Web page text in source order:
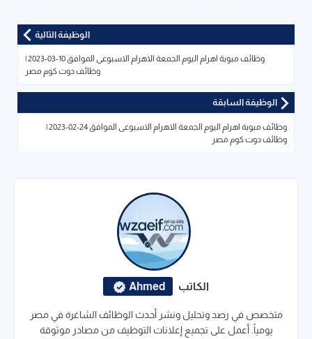
الوظيفة التالية
وظائف مبوبة اهرام اليوم الجمعة الاهرام الاسبوعى الموافق 10-03-2023 |
وظائف دوت كوم مصر
الوظيفة السابقة
وظائف مبوبة اهرام اليوم الجمعة الاهرام الاسبوعى الموافق 24-02-2023 |
وظائف دوت كوم مصر
الكاتب Ahmed
متخصص في رصد وتحليل ونشر أحدث الوظائف الشاغرة في مصر
يومياً. أعمل على تجميع إعلانات التوظيف من مصادر موثوقة